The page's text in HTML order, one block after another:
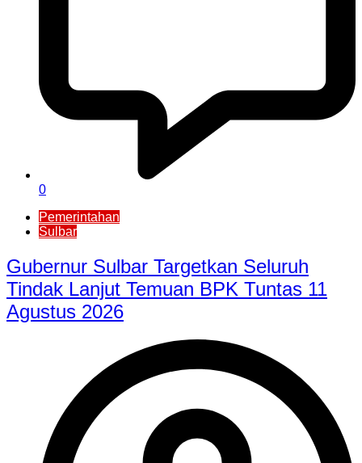
0
Pemerintahan
Sulbar
Gubernur Sulbar Targetkan Seluruh
Tindak Lanjut Temuan BPK Tuntas 11
Agustus 2026